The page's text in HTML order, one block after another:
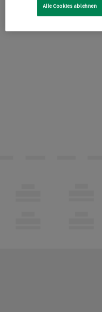
Alle Cookies ablehnen